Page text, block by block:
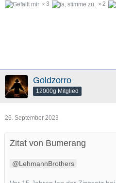
3 2
Goldzorro
12000g Mitglied
26. September 2023
Zitat von Bumerang
LehmannBrothers